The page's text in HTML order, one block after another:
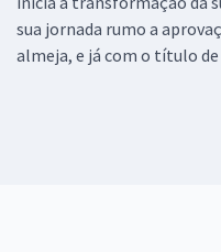
sua jornada rumo a
almeja, e já com o título